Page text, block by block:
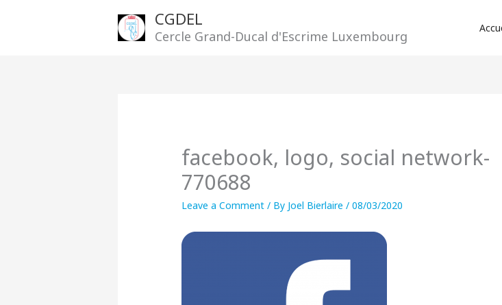
CGDEL
Cercle Grand-Ducal d'Escrime Luxembourg
facebook, logo, social network-
770688
Leave a Comment / By Joel Bierlaire/08/03/2020